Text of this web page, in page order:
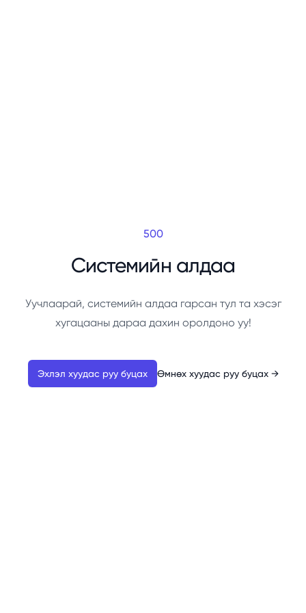
500
Системийн алдаа
Уучлаарай, системийн алдаа гарсан тул та хэсэг
хугацааны дараа дахин оролдоно уу!
Эхлэл хуудас руу буцах Өмнөх хуудас руу буцах →